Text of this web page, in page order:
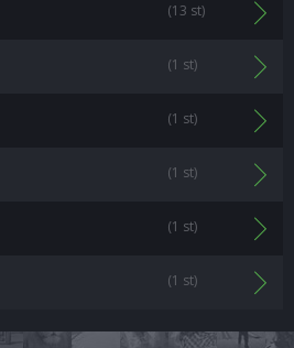
(13 st)
(1 st)
(1 st)
(1 st)
(1 st)
(1 st)